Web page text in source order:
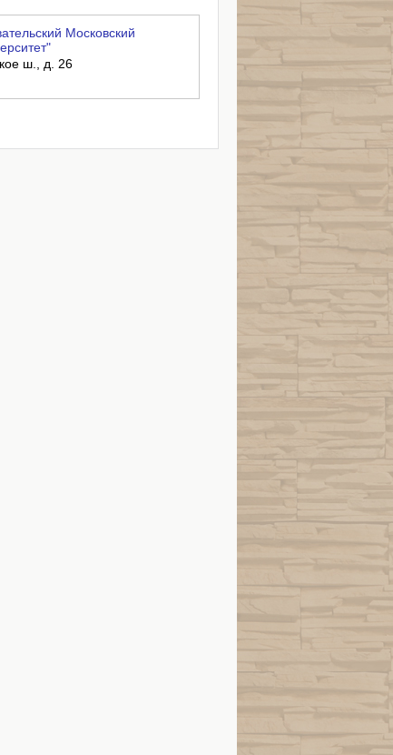
Московский
ш., д. 26